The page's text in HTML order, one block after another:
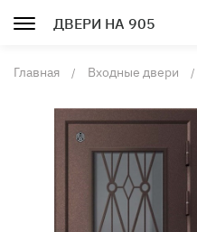
ДВЕРИ НА 905
Главная Входные двери